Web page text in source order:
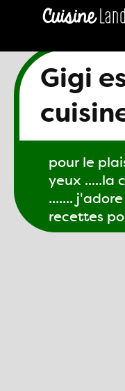
Gigi
pour le
yeux .....la
.......
recettes